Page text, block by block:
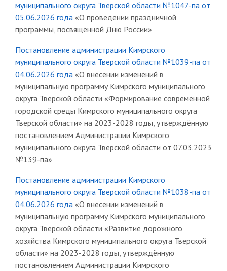
муниципального округа Тверской области №1047-па от
05.06.2026 года «О проведении праздничной
программы, посвящённой Дню России»
Постановление администрации Кимрского
муниципального округа Тверской области №1039-па от
04.06.2026 года «О внесении изменений в
муниципальную программу Кимрского муниципального
округа Тверской области «Формирование современной
городской среды Кимрского муниципального округа
Тверской области» на 2023-2028 годы, утверждённую
постановлением Администрации Кимрского
муниципального округа Тверской области от 07.03.2023
№139-па»
Постановление администрации Кимрского
муниципального округа Тверской области №1038-па от
04.06.2026 года «О внесении изменений в
муниципальную программу Кимрского муниципального
округа Тверской области «Развитие дорожного
хозяйства Кимрского муниципального округа Тверской
области» на 2023-2028 годы, утверждённую
постановлением Администрации Кимрского